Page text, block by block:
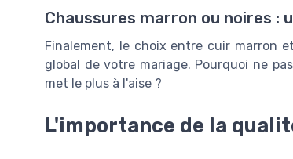
Chaussures marron ou noires :
Finalement, le choix entre cuir marron
global de votre mariage. Pourquoi ne
met le plus à l'aise ?
L'importance de la